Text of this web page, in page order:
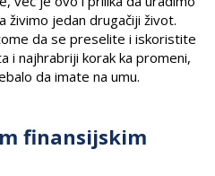
živimo jedan drugačiji život.
da se preselite i iskoristite
i najhrabriji korak ka promeni,
da imate na umu.
finansijskim